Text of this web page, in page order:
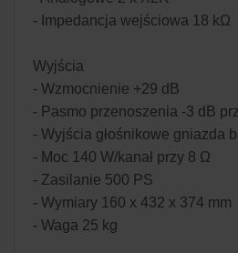
- Impedancja wejściowa 18 kΩ
Wyjścia
- Wzmocnienie +29 dB
- Pasmo przenoszenia -3 dB
- Wyjścia głośnikowe gniazda
- Moc 140 W/kanał przy 8 Ω
- Zasilanie 500 PS
- Wymiary 160 x 432 x 374 mm
- Waga 25 kg